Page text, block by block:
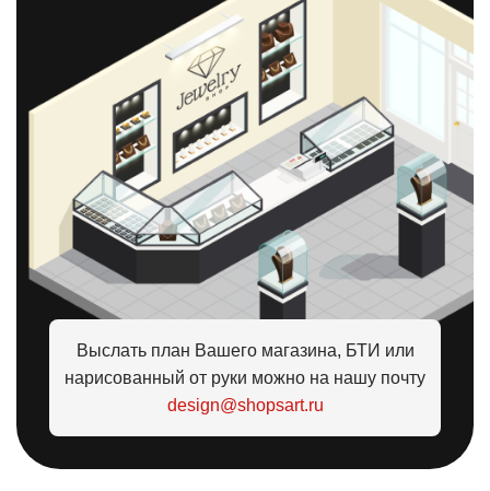
Выслать план Вашего магазина, БТИ или
нарисованный от руки можно на нашу почту
design@shopsart.ru